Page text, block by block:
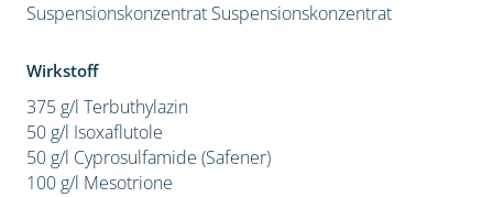
Suspensionskonzentrat Suspensionskonzentrat
Wirkstoff
375 g/l Terbuthylazin
50 g/l Isoxaflutole
50 g/l Cyprosulfamide (Safener)
100 g/l Mesotrione